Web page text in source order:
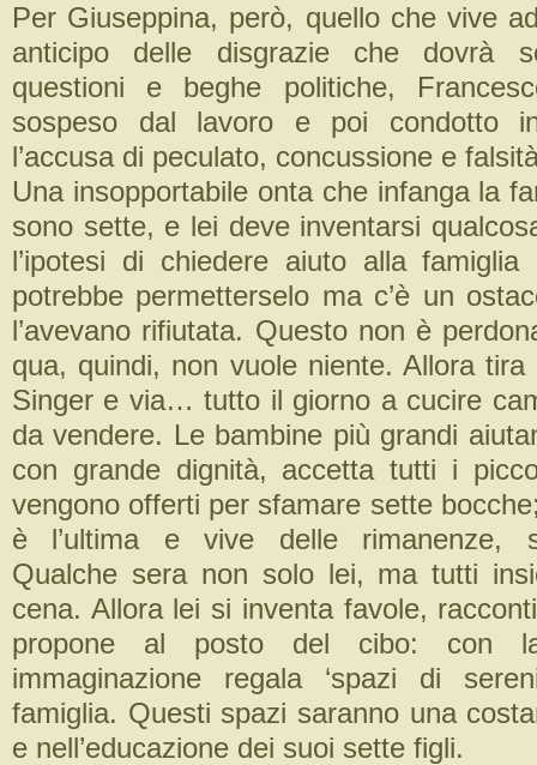
Per Giuseppina, però, quello che vive
anticipo delle disgrazie che dovrà
questioni e beghe politiche,
sospeso dal lavoro e poi condotto
l’accusa di peculato, concussione e
Una insopportabile onta che infanga la
sono sette, e lei deve inventarsi
l’ipotesi di chiedere aiuto alla
potrebbe permetterselo ma c’è un
l’avevano rifiutata. Questo non è
qua, quindi, non vuole niente. Allora
Singer e via… tutto il giorno a cucire
da vendere. Le bambine più grandi
con grande dignità, accetta tutti i
vengono offerti per sfamare sette
è l’ultima e vive delle rimanenze,
Qualche sera non solo lei, ma tutti
cena. Allora lei si inventa favole,
propone al posto del cibo: con
immaginazione regala ‘spazi di
famiglia. Questi spazi saranno una
e nell’educazione dei suoi sette figli.